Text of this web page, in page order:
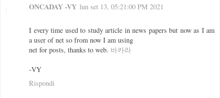
ONCADAY -VY lun set 13, 05:21:00 PM 2021
I every time used to study article in news papers but now as I am
a user of net so from now I am using
net for posts, thanks to web. 바카라
-VY
Rispondi